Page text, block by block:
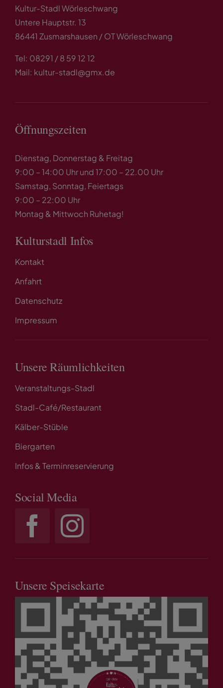
Kultur-Stadl Wörleschwang
Untere Hauptstr. 13
86441 Zusmarshausen / OT Wörleschwang
Tel: 08291 / 8 59 12 12
Mail: kultur-stadl@gmx.de
Öffnungszeiten
Dienstag, Donnerstag & Freitag
9:00 – 14:00 Uhr und 17:00 – 22.00 Uhr
Samstag, Sonntag, Feiertags
9:00 – 22:00 Uhr
Montag & Mittwoch Ruhetag!
Kulturstadl Infos
Kontakt
Anfahrt
Datenschutz
Impressum
Unsere Räumlichkeiten
Veranstaltungs-Stadl
Stadl-Café/Restaurant
Kälber-Stüble
Biergarten
Infos & Terminreservierung
Social Media
Unsere Speisekarte